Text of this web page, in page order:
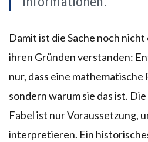
Damit ist die Sache noch nicht
ihren Gründen verstanden:
nur, dass eine
sondern warum sie das ist.
Fabel ist nur Voraussetzung,
interpretieren. Ein